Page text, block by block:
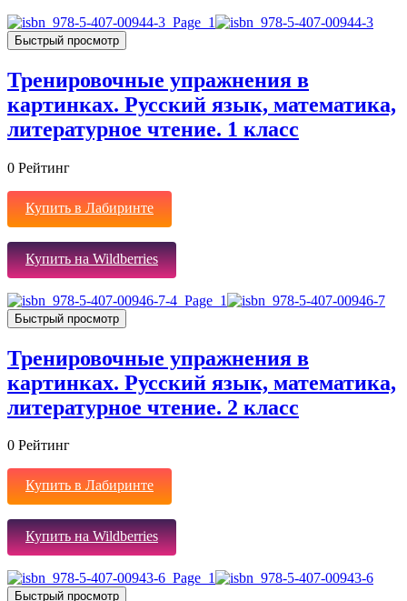
Быстрый просмотр
Тренировочные упражнения в
картинках. Русский язык, математика,
литературное чтение. 1 класс
0 Рейтинг
Купить в Лабиринте
Купить на Wildberries
Быстрый просмотр
Тренировочные упражнения в
картинках. Русский язык, математика,
литературное чтение. 2 класс
0 Рейтинг
Купить в Лабиринте
Купить на Wildberries
Быстрый просмотр